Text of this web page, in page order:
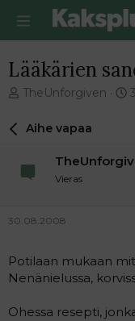
Lääkärien
V
e
i
t
n
a
o
TheUnforgiven
E
v
i
s
Aihe vapaa
Vieras
30.08.2008
Potilaan mukaan
Nenänielussa,
Ohessa resepti,